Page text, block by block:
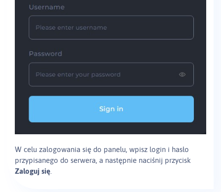
W celu zalogowania się do panelu, wpisz login i hasło
przypisanego do serwera, a następnie naciśnij przycisk
Zaloguj się